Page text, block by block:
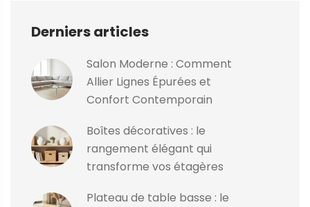
Derniers articles
Salon Moderne : Comment
Allier Lignes Épurées et
Confort Contemporain
Boîtes décoratives : le
rangement élégant qui
transforme vos étagères
Plateau de table basse : le